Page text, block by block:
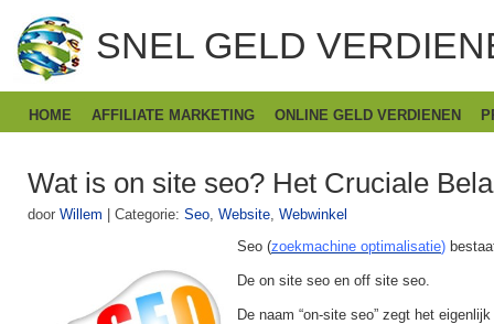
SNEL GELD
HOME AFFILIATE MARKETING ONLINE GELD VERDIENEN
Wat is on site seo? Het Cruciale
door Willem Categorie: Seo, Website, Webwinkel
Seo (zoekmachine optimalisatie)
De on site seo en off site seo.
De naam “on-site seo” zegt het